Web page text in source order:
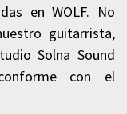
en WOLF. No
guitarrista,
Solna Sound
con el